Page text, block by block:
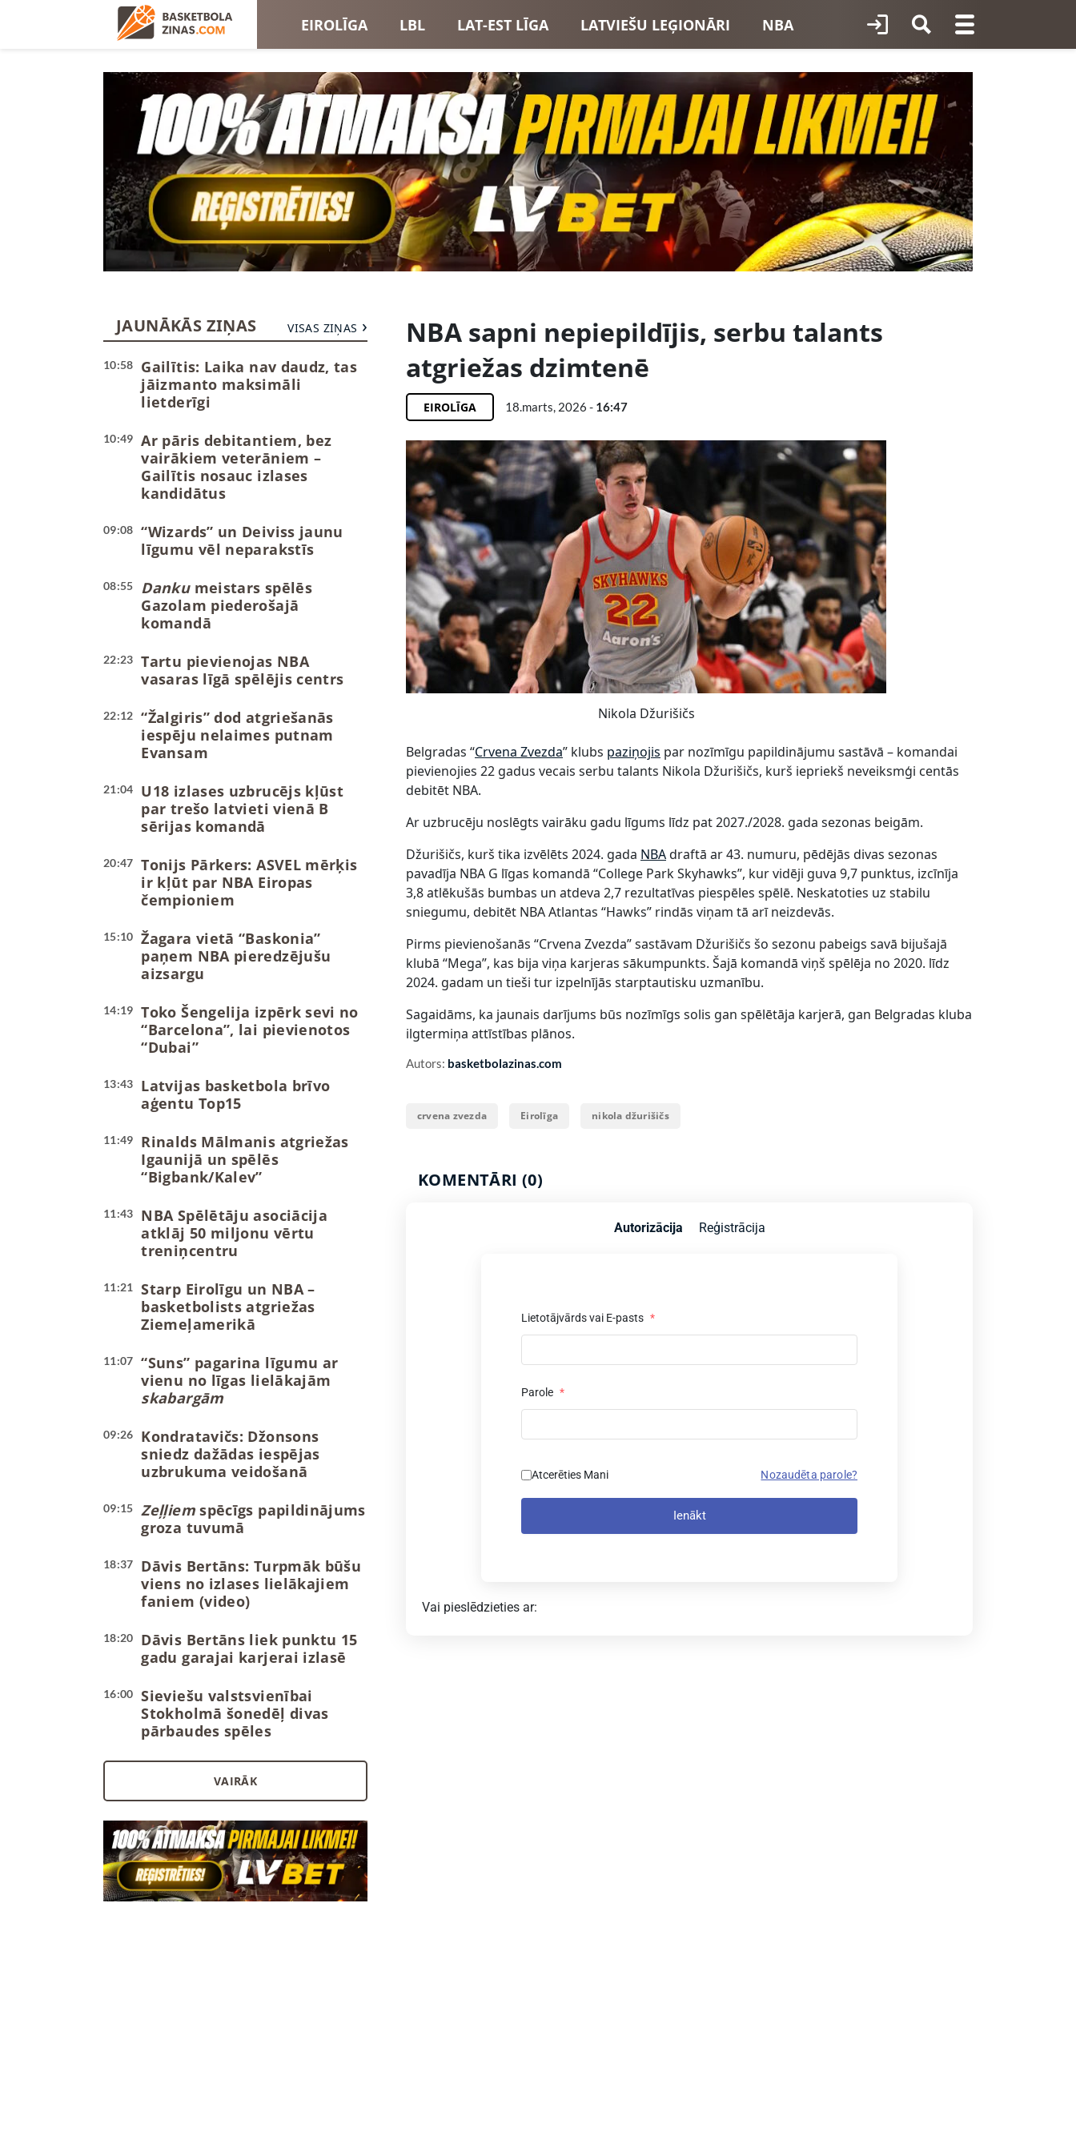
EIROLĪGA LBL LAT-EST LĪGA LATVIEŠU LEĢIONĀRI NBA
EIROKAUSI LATVIJAS IZLASE
JAUNĀKĀS ZIŅAS VISAS ZIŅAS
10:58
Gailītis: Laika nav daudz, tas
jāizmanto maksimāli
lietderīgi
10:49
Ar pāris debitantiem, bez
vairākiem veterāniem –
Gailītis nosauc izlases
kandidātus
09:08
“Wizards” un Deiviss jaunu
līgumu vēl neparakstīs
08:55 Dankumeistars spēlēs
Gazolam piederošajā
komandā
22:23
Tartu pievienojas NBA
vasaras līgā spēlējis centrs
22:12
“Žalgiris” dod atgriešanās
iespēju nelaimes putnam
Evansam
21:04
U18 izlases uzbrucējs kļūst
par trešo latvieti vienā B
sērijas komandā
20:47
Tonijs Pārkers: ASVEL mērķis
ir kļūt par NBA Eiropas
čempioniem
15:10
Žagara vietā “Baskonia”
paņem NBA pieredzējušu
aizsargu
14:19
Toko Šengelija izpērk sevi no
“Barcelona”, lai pievienotos
“Dubai”
13:43
Latvijas basketbola brīvo
aģentu Top15
11:49
Rinalds Mālmanis atgriežas
Igaunijā un spēlēs
“Bigbank/Kalev”
11:43
NBA Spēlētāju asociācija
atklāj 50 miljonu vērtu
treniņcentru
11:21
Starp Eirolīgu un NBA –
basketbolists atgriežas
Ziemeļamerikā
11:07
“Suns” pagarina līgumu ar
vienu no līgas lielākajām
skabargām
09:26
Kondratavičs: Džonsons
sniedz dažādas iespējas
uzbrukuma veidošanā
09:15 Zeļļiemspēcīgs papildinājums
groza tuvumā
18:37
Dāvis Bertāns: Turpmāk būšu
viens no izlases lielākajiem
faniem (video)
18:20
Dāvis Bertāns liek punktu 15
gadu garajai karjerai izlasē
16:00
Sieviešu valstsvienībai
Stokholmā šonedēļ divas
pārbaudes spēles
VAIRĀK
NBA sapni nepiepildījis, serbu talants
atgriežas dzimtenē
EIROLĪGA 18.marts, 2026 - 16:47
Nikola Džurišičs
Belgradas “Crvena Zvezda” klubs paziņojis par nozīmīgu papildinājumu sastāvā – komandai
pievienojies 22 gadus vecais serbu talants Nikola Džurišičs, kurš iepriekš neveiksmģi centās
debitēt NBA.
Ar uzbrucēju noslēgts vairāku gadu līgums līdz pat 2027./2028. gada sezonas beigām.
Džurišičs, kurš tika izvēlēts 2024. gada NBAdraftā ar 43. numuru, pēdējās divas sezonas
pavadīja NBA G līgas komandā “College Park Skyhawks”, kur vidēji guva 9,7 punktus, izcīnīja
3,8 atlēkušās bumbas un atdeva 2,7 rezultatīvas piespēles spēlē. Neskatoties uz stabilu
sniegumu, debitēt NBA Atlantas “Hawks” rindās viņam tā arī neizdevās.
Pirms pievienošanās “Crvena Zvezda” sastāvam Džurišičs šo sezonu pabeigs savā bijušajā
klubā “Mega”, kas bija viņa karjeras sākumpunkts. Šajā komandā viņš spēlēja no 2020. līdz
2024. gadam un tieši tur izpelnījās starptautisku uzmanību.
Sagaidāms, ka jaunais darījums būs nozīmīgs solis gan spēlētāja karjerā, gan Belgradas kluba
ilgtermiņa attīstības plānos.
Autors: basketbolazinas.com
crvena zvezda Eirolīga nikola džurišičs
KOMENTĀRI (0)
Autorizācija Reģistrācija
Lietotājvārds vai E-pasts *
Parole *
Atcerēties Mani Nozaudēta parole?
Ienākt
Vai pieslēdzieties ar: